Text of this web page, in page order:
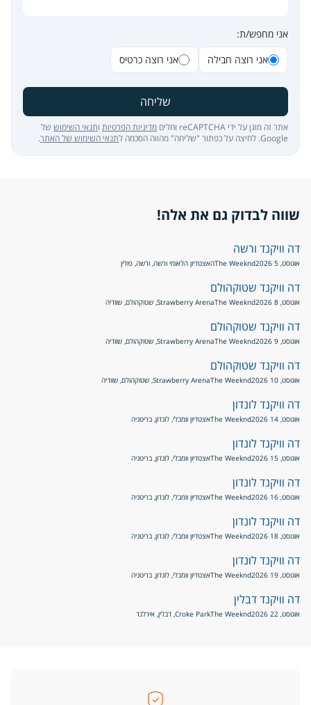
אני מחפש/ת:
אני רוצה חבילה
אני רוצה כרטיס
שליחה
אתר זה מוגן על ידי reCAPTCHA וחלים מדיניות הפרטיות ותנאי השימוש של
Google. לחיצה על כפתור "שליחה" מהווה הסכמה ל
תנאי השימוש של האתר.
שווה לבדוק גם את אלה!
דה וויקנד ורשה
אוגוסט, 5 2026 The Weekndהאצטדיון הלאומי ורשה, ורשה, פולין
דה וויקנד שטוקהולם
אוגוסט, 8 2026 The WeekndStrawberry Arena, שטוקהולם, שוודיה
דה וויקנד שטוקהולם
אוגוסט, 9 2026 The WeekndStrawberry Arena, שטוקהולם, שוודיה
דה וויקנד שטוקהולם
אוגוסט, 10 2026 The WeekndStrawberry Arena, שטוקהולם, שוודיה
דה וויקנד לונדון
אוגוסט, 14 2026 The Weekndאצטדיון וומבלי, לונדון, בריטניה
דה וויקנד לונדון
אוגוסט, 15 2026 The Weekndאצטדיון וומבלי, לונדון, בריטניה
דה וויקנד לונדון
אוגוסט, 16 2026 The Weekndאצטדיון וומבלי, לונדון, בריטניה
דה וויקנד לונדון
אוגוסט, 18 2026 The Weekndאצטדיון וומבלי, לונדון, בריטניה
דה וויקנד לונדון
אוגוסט, 19 2026 The Weekndאצטדיון וומבלי, לונדון, בריטניה
דה וויקנד דבלין
אוגוסט, 22 2026 The WeekndCroke Park, דבלין, אירלנד